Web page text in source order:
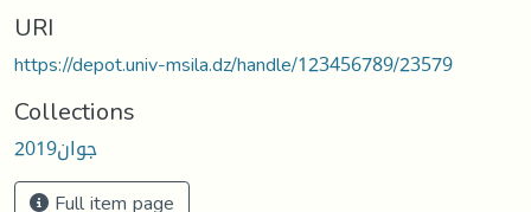
URI
https://depot.univ-msila.dz/handle/123456789/23579
Collections
جوان2019
Full item page